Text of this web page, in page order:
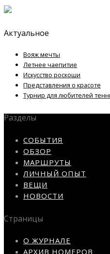
Актуальное
Вояж мечты
Летнее чаепитие
Искусство роскоши
Представления о красоте
Турнир для любителей
Разделы
СОБЫТИЯ
ОБЗОР
МАРШРУТЫ
ЛИЧНЫЙ ОПЫТ
ВЕЩИ
НОВОСТИ
Страницы
О ЖУРНАЛЕ
АРХИВ НОМЕРОВ